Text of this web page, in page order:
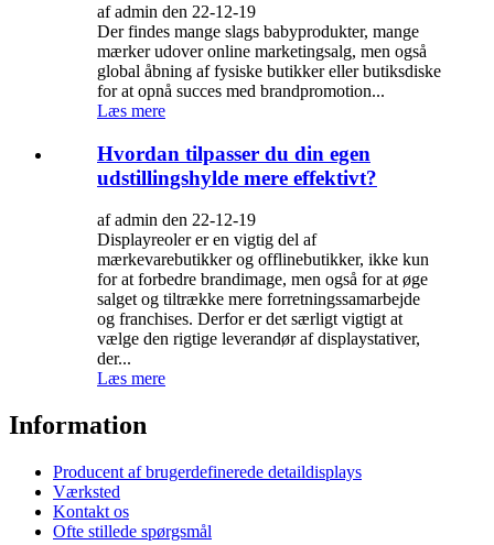
af admin den 22-12-19
Der findes mange slags babyprodukter, mange
mærker udover online marketingsalg, men også
global åbning af fysiske butikker eller butiksdiske
for at opnå succes med brandpromotion...
Læs mere
Hvordan tilpasser du din egen
udstillingshylde mere effektivt?
af admin den 22-12-19
Displayreoler er en vigtig del af
mærkevarebutikker og offlinebutikker, ikke kun
for at forbedre brandimage, men også for at øge
salget og tiltrække mere forretningssamarbejde
og franchises. Derfor er det særligt vigtigt at
vælge den rigtige leverandør af displaystativer,
der...
Læs mere
Information
Producent af brugerdefinerede detaildisplays
Værksted
Kontakt os
Ofte stillede spørgsmål